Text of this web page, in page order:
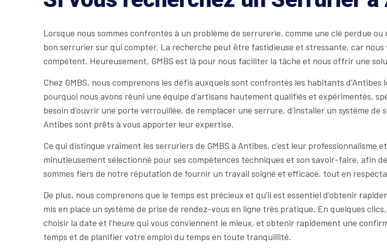
Lorsque nous sommes confrontés à un problème de serrurerie, comme une clé perdue
bon serrurier sur qui compter. La recherche peut être fastidieuse et stressante, car
compétent. Heureusement, GMBS est là pour nous faciliter la tâche et nous offrir une
Chez GMBS, nous comprenons les défis auxquels sont confrontés les habitants d’Antibes
pourquoi nous avons réuni une équipe d’artisans hautement qualifiés et expérimentés,
besoin d’ouvrir une porte verrouillée, de remplacer une serrure, d’installer un système
Antibes sont prêts à vous apporter leur expertise.
Ce qui distingue vraiment les serruriers de GMBS à Antibes, c’est leur professionnalisme
minutieusement sélectionné pour ses compétences techniques et son savoir-faire, afin
sommes fiers de notre réputation de fournir un travail soigné et efficace, tout en
De plus, nous comprenons que le temps est précieux et qu’il est essentiel d’obtenir
mis en place un système de prise de rendez-vous en ligne très pratique. En quelques
choisir la date et l’heure qui vous conviennent le mieux, et obtenir rapidement une
temps et de planifier votre emploi du temps en toute tranquillité.